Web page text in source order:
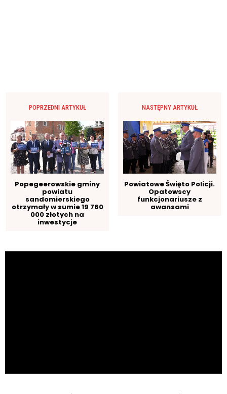
POPRZEDNI ARTYKUŁ
Popegeerowskie gminy
powiatu
sandomierskiego
otrzymały w sumie 19 760
000 złotych na
inwestycje
NASTĘPNY ARTYKUŁ
Powiatowe Święto Policji.
Opatowscy
funkcjonariusze z
awansami